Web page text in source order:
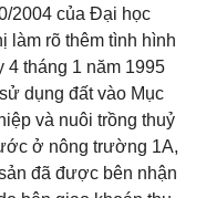
2004 của Đại học
làm rõ thêm tình hình
4 tháng 1 năm 1995
dụng đất vào Mục
và nuôi trồng thuỷ
ở nông trường 1A,
đã được bên nhận